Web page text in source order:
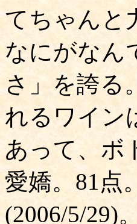
てちゃんと
なにがなん
さ」を誇る
れるワイン
あって、ボ
愛嬌。81点。
(2006/5/29)。